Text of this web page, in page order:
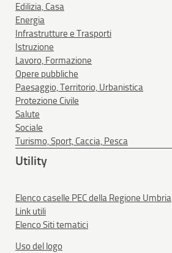
Edilizia, Casa
Energia
Infrastrutture e Trasporti
Istruzione
Lavoro, Formazione
Opere pubbliche
Paesaggio, Territorio, Urbanistica
Protezione Civile
Salute
Sociale
Turismo, Sport, Caccia, Pesca
Utility
Elenco caselle PEC della Regione Umbria
Link utili
Elenco Siti tematici
Uso del logo